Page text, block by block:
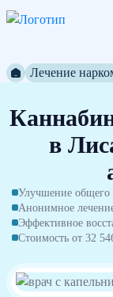
Лечение
в
Улучшение общего
Анонимное
Эффективное
Стоимость от 32